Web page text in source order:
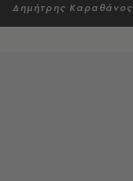
Δημήτρης Καραθάνος